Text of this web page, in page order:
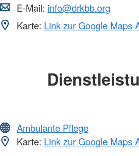
E-Mail: info@drkbb.org
Karte: Link zur Google Maps
Ambulante Pflege
Karte: Link zur Google Maps